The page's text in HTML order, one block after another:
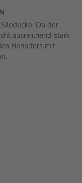
Da der
ausreichend stark
Behälters mit